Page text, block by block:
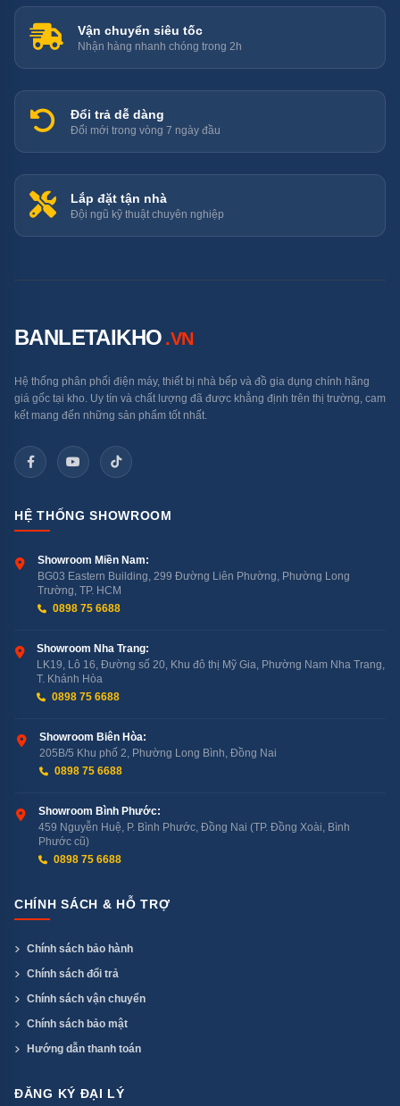
chọn giữa rổ trên hoặc rổ dưới để tiết kiệm thời gian và
Tính năng rửa nửa tải cho phép bạn linh hoạt lựa chọn rửa ở rổ
trên hoặc rổ dưới, tiết kiệm năng lượng khi rửa ít bát đĩa.
Chế độ làm khô Turbo
thiện hiệu quả làm khô. Hệ thống này giúp đối lưu không
khí bên trong khoang máy, đảm bảo chén đĩa khô nhanh
chóng và hoàn hảo, ngay cả khi rửa ở nhiệt độ thấp.
Điều này mang lại sự tiện lợi tối đa cho người dùng.
Chế độ làm khô Turbo giúp bát đĩa khô nhanh chóng, tiết kiệm
Tiêu chuẩn tiết kiệm năng lượng A++
Vận chuyển siêu tốc
Nhận hàng nhanh chóng trong 2h
Đổi trả dễ dàng
Đổi mới trong vòng 7 ngày đầu
Lắp đặt tận nhà
Đội ngũ kỹ thuật chuyên nghiệp
BANLETAIKHO .VN
Hệ thống phân phối điện máy, thiết bị nhà bếp và đồ gia dụng chính hãng
giá gốc tại kho. Uy tín và chất lượng đã được khẳng định trên thị trường, cam
kết mang đến những sản phẩm tốt nhất.
HỆ THỐNG SHOWROOM
Showroom Miền Nam:
BG03 Eastern Building, 299 Đường Liên Phường, Phường Long
Trường, TP. HCM
0898 75 6688
Showroom Nha Trang:
LK19, Lô 16, Đường số 20, Khu đô thị Mỹ Gia, Phường Nam Nha Trang,
T. Khánh Hòa
0898 75 6688
Showroom Biên Hòa:
205B/5 Khu phố 2, Phường Long Bình, Đồng Nai
0898 75 6688
Showroom Bình Phước:
459 Nguyễn Huệ, P. Bình Phước, Đồng Nai (TP. Đồng Xoài, Bình
Phước cũ)
0898 75 6688
CHÍNH SÁCH & HỖ TRỢ
Chính sách bảo hành
Chính sách đổi trả
Chính sách vận chuyển
Chính sách bảo mật
Hướng dẫn thanh toán
ĐĂNG KÝ ĐẠI LÝ